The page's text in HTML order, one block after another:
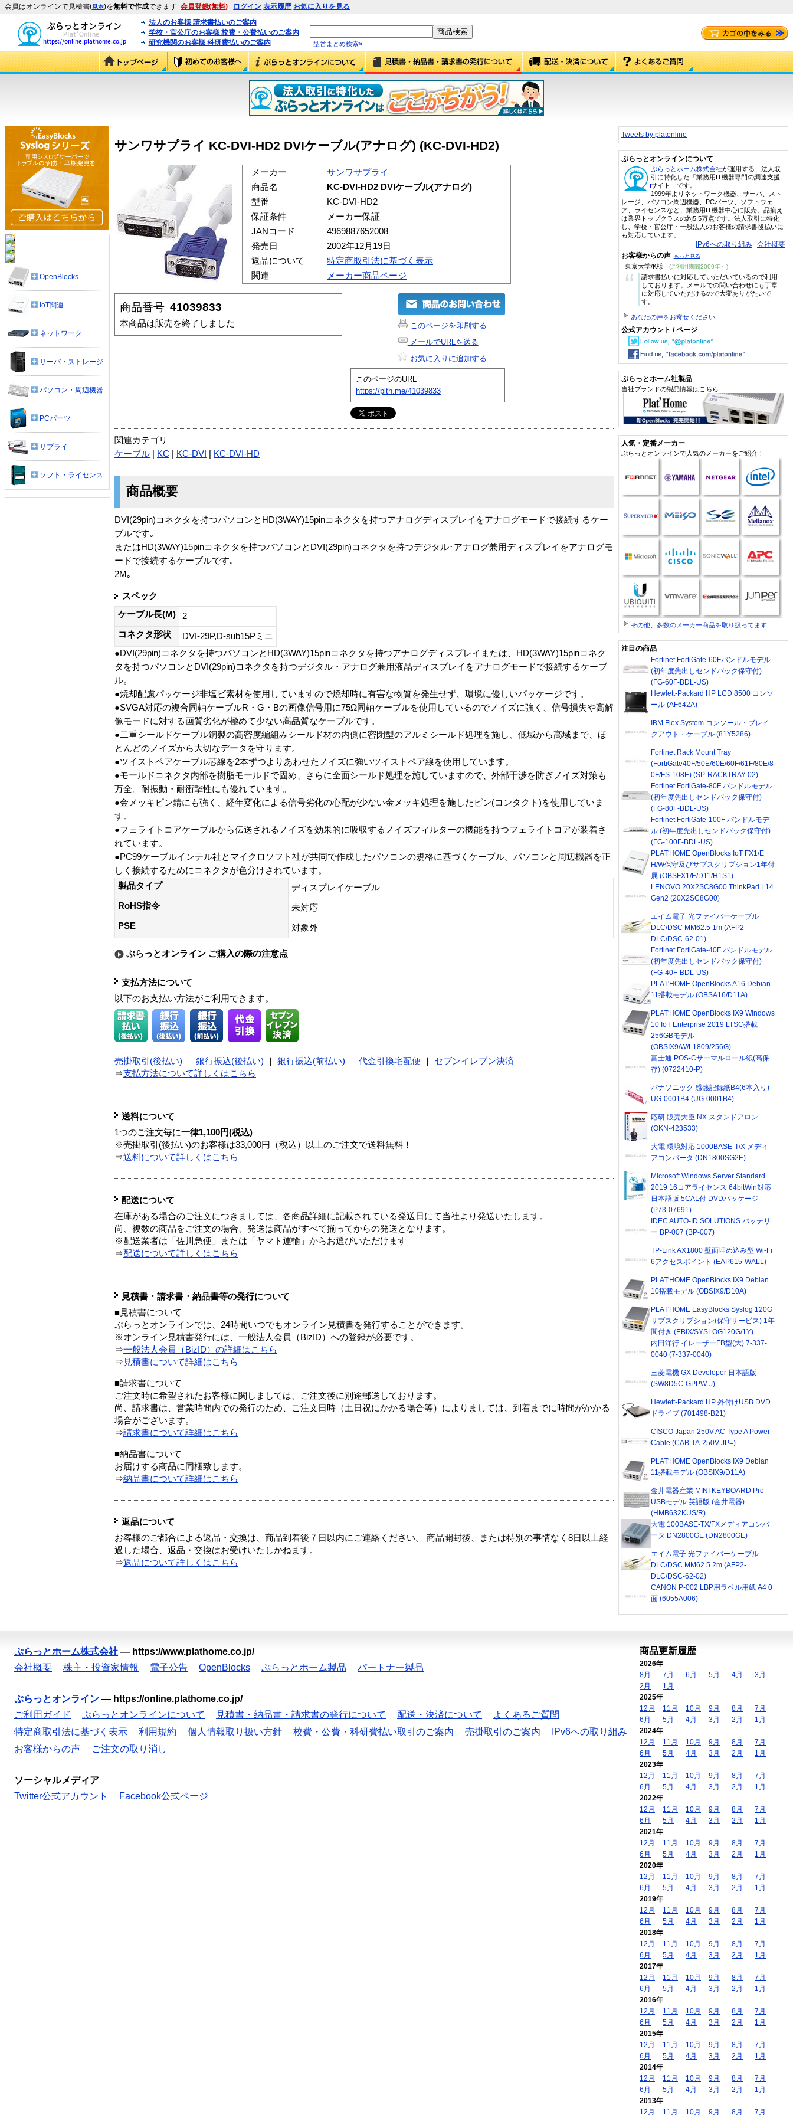
会員はオンラインで見積書(見本)を無料で作成できます 会員登録(無料) ログイン 表示履歴 お気に入りを見る
法人のお客様 請求書払いのご案内
学校・官公庁のお客様 校費・公費払いのご案内
研究機関のお客様 科研費払いのご案内
型番まとめ検索»
サンワサプライ KC-DVI-HD2 DVIケーブル(アナログ) (KC-DVI-HD2)
メーカー
サンワサプライ
商品名
KC-DVI-HD2 DVIケーブル(アナログ)
型番
KC-DVI-HD2
保証条件
メーカー保証
JANコード
4969887652008
発売日
2002年12月19日
返品について
特定商取引法に基づく表示
関連
メーカー商品ページ
商品番号 41039833
本商品は販売を終了しました
このページを印刷する
メールでURLを送る
お気に入りに追加する
このページのURL
https://plth.me/41039833
関連カテゴリ
ケーブル
KC KC-DVI KC-DVI-HD
商品概要
DVI(29pin)コネクタを持つパソコンとHD(3WAY)15pinコネクタを持つアナログディスプレイをアナログモードで接続するケー
ブルです｡
またはHD(3WAY)15pinコネクタを持つパソコンとDVI(29pin)コネクタを持つデジタル･アナログ兼用ディスプレイをアナログモ
ードで接続するケーブルです｡
2M｡
スペック
ケーブル長(M)
2
コネクタ形状
DVI-29P,D-sub15Pミニ
●DVI(29pin)コネクタを持つパソコンとHD(3WAY)15pinコネクタを持つアナログディスプレイまたは、HD(3WAY)15pinコネク
タを持つパソコンとDVI(29pin)コネクタを持つデジタル・アナログ兼用液晶ディスプレイをアナログモードで接続するケーブ
ル。
●焼却配慮パッケージ非塩ビ素材を使用していますので焼却時に有害な物質を発生せず、環境に優しいパッケージです。
●SVGA対応の複合同軸ケーブルR・G・Bの画像信号用に75Ω同軸ケーブルを使用しているのでノイズに強く、信号損失や高解
像モードに対する画質劣化が極めて少ない高品質なケーブルです。
●二重シールドケーブル銅製の高密度編組みシールド材の内側に密閉型のアルミシールド処理を施し、低域から高域まで、ほ
とんどのノイズから大切なデータを守ります。
●ツイストペアケーブル芯線を2本ずつよりあわせたノイズに強いツイストペア線を使用しています。
●モールドコネクタ内部を樹脂モールドで固め、さらに全面シールド処理を施していますので、外部干渉を防ぎノイズ対策も
万全。耐振動・耐衝撃性にも優れています。
●金メッキピン錆にも強く、経年変化による信号劣化の心配が少ない金メッキ処理を施したピン(コンタクト)を使用していま
す。
●フェライトコアケーブルから伝送されるノイズを効果的に吸収するノイズフィルターの機能を持つフェライトコアが装着さ
れています。
●PC99ケーブルインテル社とマイクロソフト社が共同で作成したパソコンの規格に基づくケーブル。パソコンと周辺機器を正
しく接続するためにコネクタが色分けされています。
製品タイプ
ディスプレイケーブル
RoHS指令
未対応
PSE
対象外
ぷらっとオンライン ご購入の際の注意点
支払方法について
以下のお支払い方法がご利用できます。
売掛取引(後払い) 銀行振込(後払い) 銀行振込(前払い) 代金引換宅配便
セブンイレブン決済
⇒支払方法について詳しくはこちら
送料について
1つのご注文毎に一律1,100円(税込)
※売掛取引(後払い)のお客様は33,000円（税込）以上のご注文で送料無料！
⇒送料について詳しくはこちら
配送について
在庫がある場合のご注文につきましては、各商品詳細に記載されている発送日にて当社より発送いたします。
尚、複数の商品をご注文の場合、発送は商品がすべて揃ってからの発送となります。
※配送業者は「佐川急便」または「ヤマト運輸」からお選びいただけます
⇒配送について詳しくはこちら
見積書・請求書・納品書等の発行について
■見積書について
ぷらっとオンラインでは、24時間いつでもオンライン見積書を発行することができます。
※オンライン見積書発行には、一般法人会員（BizID）への登録が必要です。
⇒一般法人会員（BizID）の詳細はこちら
⇒ 見積書について詳細はこちら
■請求書について
ご注文時に希望されたお客様に関しましては、ご注文後に別途郵送しております。
尚、請求書は、営業時間内での発行のため、ご注文日時（土日祝にかかる場合等）によりましては、到着までに時間がかかる
場合がございます。
⇒請求書について詳細はこちら
■納品書について
お届けする商品に同梱致します。
⇒納品書について詳細はこちら
返品について
お客様のご都合による返品・交換は、商品到着後７日以内にご連絡ください。 商品開封後、または特別の事情なく8日以上経
過した場合、返品・交換はお受けいたしかねます。
⇒返品について詳しくはこちら
OpenBlocks
IoT関連
ネットワーク
サーバ・ストレージ
パソコン・周辺機器
PCパーツ
サプライ
ソフト・ライセンス
Tweets by platonline
ぷらっとオンラインについて
ぷらっとホーム株式会社が運用する、法人取
引に特化した「業務用IT機器専門の調達支援
サイト」です。
1999年よりネットワーク機器、サーバ、スト
レージ、パソコン周辺機器、PCパーツ、ソフトウェ
ア、ライセンスなど、業務用IT機器中心に販売。品揃え
は業界トップクラスの約5.5万点です。法人取引に特化
し、学校・官公庁・一般法人のお客様の請求書後払いに
も対応しています。
IPv6への取り組み 会社概要
お客様からの声 もっと見る
東京大学/K様 (ご利用期間2009年～)
“
請求書払いに対応していただいているので利用
しております。メールでの問い合わせにも丁寧
に対応していただけるので大変ありがたいで
す。
あなたの声をお寄せください!
公式アカウント / ページ
ぷらっとホーム社製品
当社ブランドの製品情報はこちら
人気・定番メーカー
ぷらっとオンラインで人気のメーカーをご紹介！
その他、多数のメーカー商品を取り扱ってます
注目の商品
Fortinet FortiGate-60Fバンドルモデル
(初年度先出しセンドバック保守付)
(FG-60F-BDL-US)
Hewlett-Packard HP LCD 8500 コンソ
ール (AF642A)
IBM Flex System コンソール・ブレイ
クアウト・ケーブル (81Y5286)
Fortinet Rack Mount Tray
(FortiGate40F/50E/60E/60F/61F/80E/8
0F/FS-108E) (SP-RACKTRAY-02)
Fortinet FortiGate-80F バンドルモデル
(初年度先出しセンドバック保守付)
(FG-80F-BDL-US)
Fortinet FortiGate-100F バンドルモデ
ル (初年度先出しセンドバック保守付)
(FG-100F-BDL-US)
PLAT'HOME OpenBlocks IoT FX1/E
H/W保守及びサブスクリプション1年付
属 (OBSFX1/E/D11/H1S1)
LENOVO 20X2SC8G00 ThinkPad L14
Gen2 (20X2SC8G00)
エイム電子 光ファイバーケーブル
DLC/DSC MM62.5 1m (AFP2-
DLC/DSC-62-01)
Fortinet FortiGate-40F バンドルモデル
(初年度先出しセンドバック保守付)
(FG-40F-BDL-US)
PLAT'HOME OpenBlocks A16 Debian
11搭載モデル (OBSA16/D11A)
PLAT'HOME OpenBlocks IX9 Windows
10 IoT Enterprise 2019 LTSC搭載
256GBモデル
(OBSIX9/W/L1809/256G)
富士通 POS-Cサーマルロール紙(高保
存) (0722410-P)
パナソニック 感熱記録紙B4(6本入り)
UG-0001B4 (UG-0001B4)
応研 販売大臣 NX スタンドアロン
(OKN-423533)
大電 環境対応 1000BASE-T/X メディ
アコンバータ (DN1800SG2E)
Microsoft Windows Server Standard
2019 16コアライセンス 64bitWin対応
日本語版 5CAL付 DVDパッケージ
(P73-07691)
IDEC AUTO-ID SOLUTIONS バッテリ
ー BP-007 (BP-007)
TP-Link AX1800 壁面埋め込み型 Wi-Fi
6アクセスポイント (EAP615-WALL)
PLAT'HOME OpenBlocks IX9 Debian
10搭載モデル (OBSIX9/D10A)
PLAT'HOME EasyBlocks Syslog 120G
サブスクリプション(保守サービス) 1年
間付き (EBIX/SYSLOG120G/1Y)
内田洋行 イレーザーFB型(大) 7-337-
0040 (7-337-0040)
三菱電機 GX Developer 日本語版
(SW8D5C-GPPW-J)
Hewlett-Packard HP 外付けUSB DVD
ドライブ (701498-B21)
CISCO Japan 250V AC Type A Power
Cable (CAB-TA-250V-JP=)
PLAT'HOME OpenBlocks IX9 Debian
11搭載モデル (OBSIX9/D11A)
金井電器産業 MINI KEYBOARD Pro
USBモデル 英語版 (金井電器)
(HMB632KUS/R)
大電 100BASE-TX/FXメディアコンバ
ータ DN2800GE (DN2800GE)
エイム電子 光ファイバーケーブル
DLC/DSC MM62.5 2m (AFP2-
DLC/DSC-62-02)
CANON P-002 LBP用ラベル用紙 A4 0
面 (6055A006)
ぷらっとホーム株式会社 — https://www.plathome.co.jp/
会社概要
株主・投資家情報 電子公告 OpenBlocks ぷらっとホーム製品 パートナー製品
ぷらっとオンライン — https://online.plathome.co.jp/
ご利用ガイド
ぷらっとオンラインについて 見積書・納品書・請求書の発行について 配送・決済について
よくあるご質問
特定商取引法に基づく表示
利用規約 個人情報取り扱い方針 校費・公費・科研費払い取引のご案内 売掛取引のご案内
IPv6への取り組み
お客様からの声
ご注文の取り消し
ソーシャルメディア
Twitter公式アカウント
Facebook公式ページ
商品更新履歴
2026年
8月
7月 6月 5月 4月
3月
2月
1月
2025年
12月
11月 10月 9月 8月
7月
6月
5月 4月 3月 2月
1月
2024年
12月
11月 10月 9月 8月
7月
6月
5月 4月 3月 2月
1月
2023年
12月
11月 10月 9月 8月
7月
6月
5月 4月 3月 2月
1月
2022年
12月
11月 10月 9月 8月
7月
6月
5月 4月 3月 2月
1月
2021年
12月
11月 10月 9月 8月
7月
6月
5月 4月 3月 2月
1月
2020年
12月
11月 10月 9月 8月
7月
6月
5月 4月 3月 2月
1月
2019年
12月
11月 10月 9月 8月
7月
6月
5月 4月 3月 2月
1月
2018年
12月
11月 10月 9月 8月
7月
6月
5月 4月 3月 2月
1月
2017年
12月
11月 10月 9月 8月
7月
6月
5月 4月 3月 2月
1月
2016年
12月
11月 10月 9月 8月
7月
6月
5月 4月 3月 2月
1月
2015年
12月
11月 10月 9月 8月
7月
6月
5月 4月 3月 2月
1月
2014年
12月
11月 10月 9月 8月
7月
6月
5月 4月 3月 2月
1月
2013年
12月
11月 10月 9月 8月 7月